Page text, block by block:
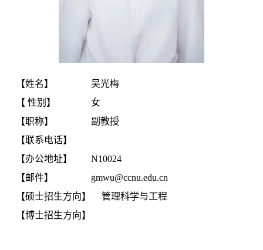
【姓名】
吴光梅
【 性别】
女
【职称】
副教授
【联系电话】
【办公地址】
N10024
【邮件】
gmwu@ccnu.edu.cn
【硕士招生方向】
管理科学与工程
【博士招生方向】